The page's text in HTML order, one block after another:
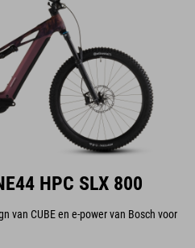
HPC SLX 800
van CUBE en e-power van Bosch voor